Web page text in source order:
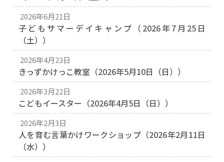
2026年6月21日
子どもサマーデイキャンプ（2026年7月25日
（土））
2026年4月23日
きっずかけっこ教室（2026年5月10日（日））
2026年3月22日
こどもイースター（2026年4月5日（日））
2026年2月3日
人を育む言葉かけワークショップ（2026年2月11日
（水））